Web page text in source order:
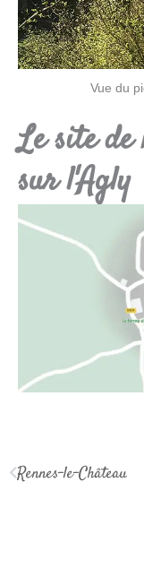
Vue du
Le site
sur l'Agly
Précédent
Rennes-le-Château